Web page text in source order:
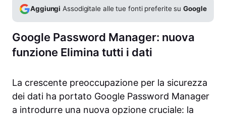
Aggiungi Assodigitale alle tue fonti preferite suGoogle
Google Password Manager: nuova
funzione Elimina tutti i dati
La crescente preoccupazione per la sicurezza
dei dati ha portato Google Password Manager
a introdurre una nuova opzione cruciale: la